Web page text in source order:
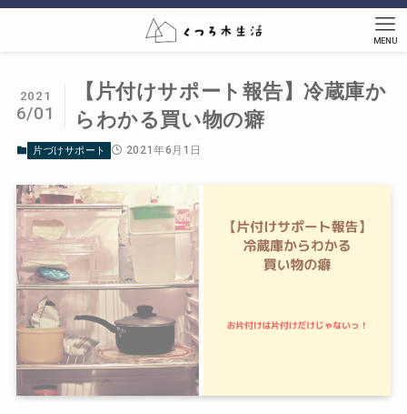
MENU
【片付けサポート報告】冷蔵庫か
らわかる買い物の癖
2021
6/01
片づけサポート 2021年6月1日